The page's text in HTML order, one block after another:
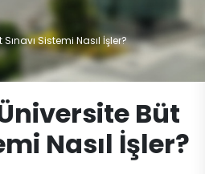
Sistemi Nasıl İşler?
Büt
Nasıl İşler?